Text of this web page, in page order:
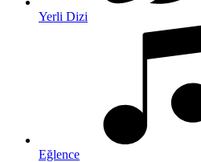
Yerli Dizi
Eğlence